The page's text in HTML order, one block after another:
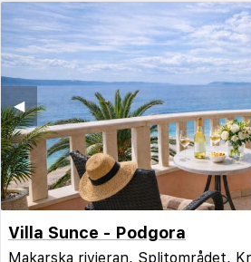
◀︎
Villa Sunce - Podgora
Makarska rivieran, Splitområdet,